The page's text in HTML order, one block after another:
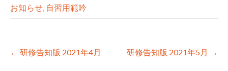
お知らせ, 自習用範吟
Post
navigation
← 研修告知版 2021年4月 研修告知版 2021年5月 →